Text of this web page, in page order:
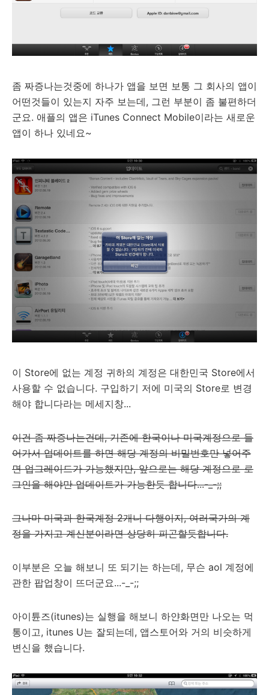
좀 짜증나는것중에 하나가 앱을 보면 보통 그 회사의 앱이
어떤것들이 있는지 자주 보는데, 그런 부분이 좀 불편하더
군요. 애플의 앱은 iTunes Connect Mobile이라는 새로운
앱이 하나 있네요~
이 Store에 없는 계정 귀하의 계정은 대한민국 Store에서
사용할 수 없습니다. 구입하기 저에 미국의 Store로 변경
해야 합니다라는 메세지창...
이건 좀 짜증나는건데, 기존에 한국이나 미국계정으로 들
어가서 업데이트를 하면 해당 계정의 비밀번호만 넣어주
면 업그레이드가 가능했지만, 앞으로는 해당 계정으로 로
그인을 해야만 업데이트가 가능한듯 합니다...-_-;;
그나마 미국과 한국계정 2개니 다행이지, 여러국가의 계
정을 가지고 계신분이라면 상당히 피곤할듯합니다.
이부분은 오늘 해보니 또 되기는 하는데, 무슨 aol 계정에
관한 팝업창이 뜨더군요...-_-;;
아이튠즈(itunes)는 실행을 해보니 하얀화면만 나오는 먹
통이고, itunes U는 잘되는데, 앱스토어와 거의 비슷하게
변신을 했습니다.